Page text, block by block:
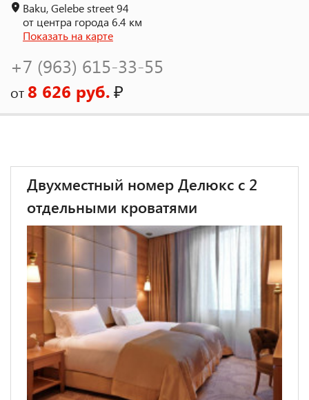
Baku, Gelebe street 94
от центра города 6.4 км
Показать на карте
+7 (963) 615-33-55
от 8 626 руб.₽
Двухместный номер Делюкс с 2
отдельными кроватями